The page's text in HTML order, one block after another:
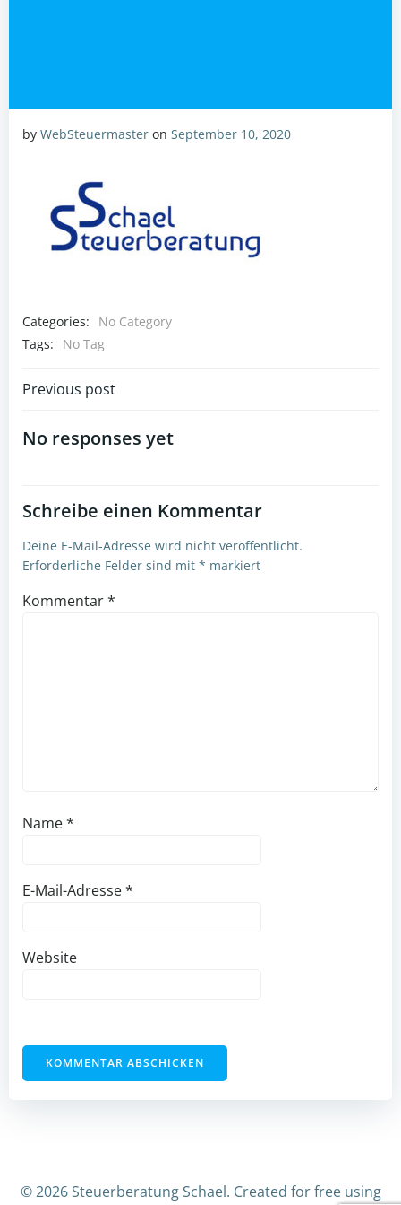
by WebSteuermaster on September 10, 2020
Categories:
No Category
Tags:
No Tag
Post
navigation
Previous post
No responses yet
Schreibe einen Kommentar
Deine E-Mail-Adresse wird nicht veröffentlicht.
Erforderliche Felder sind mit * markiert
Kommentar*
Name*
E-Mail-Adresse*
Website
© 2026 Steuerberatung Schael. Created for free using